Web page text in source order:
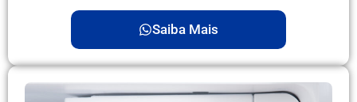
Saiba Mais